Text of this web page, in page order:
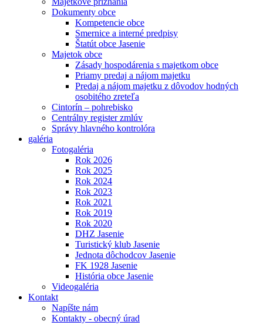
Dokumenty obce
Kompetencie obce
Smernice a interné predpisy
Štatút obce Jasenie
Majetok obce
Zásady hospodárenia s majetkom obce
Priamy predaj a nájom majetku
Predaj a nájom majetku z dôvodov hodných
osobitého zreteľa
Cintorín – pohrebisko
Centrálny register zmlúv
Správy hlavného kontrolóra
galéria
Fotogaléria
Rok 2026
Rok 2025
Rok 2024
Rok 2023
Rok 2021
Rok 2019
Rok 2020
DHZ Jasenie
Turistický klub Jasenie
Jednota dôchodcov Jasenie
FK 1928 Jasenie
História obce Jasenie
Videogaléria
Kontakt
Napíšte nám
Kontakty - obecný úrad